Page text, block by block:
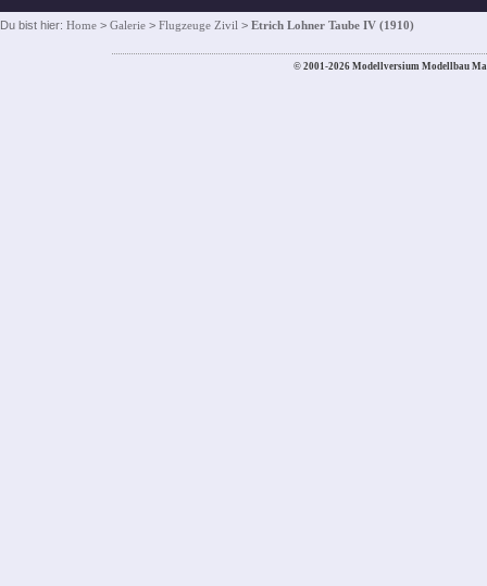
Du bist hier: Home > Galerie > Flugzeuge Zivil > Etrich Lohner Taube IV (1910)
© 2001-2026 Modellversium Modellbau